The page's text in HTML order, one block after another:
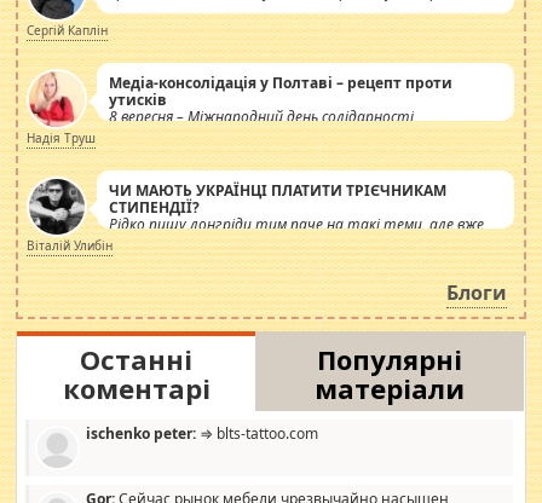
Сергій Каплін
Медіа-консолідація у Полтаві – рецепт проти
утисків
8 вересня – Міжнародний день солідарності
журналістів.
Надія Труш
ЧИ МАЮТЬ УКРАЇНЦІ ПЛАТИТИ ТРІЄЧНИКАМ
СТИПЕНДІЇ?
Рідко пишу лонгріди тим паче на такі теми, але вже
просто дістало! Обурюють сьогоднішні інсенуації
навколо стипендіального питання. Штучно
роздувається ще одна соціальна катастрофа.
Віталій Улибін
Блоги
Останні
коментарі
Популярні
матеріали
ischenko peter: ⇒ blts-tattoo.com